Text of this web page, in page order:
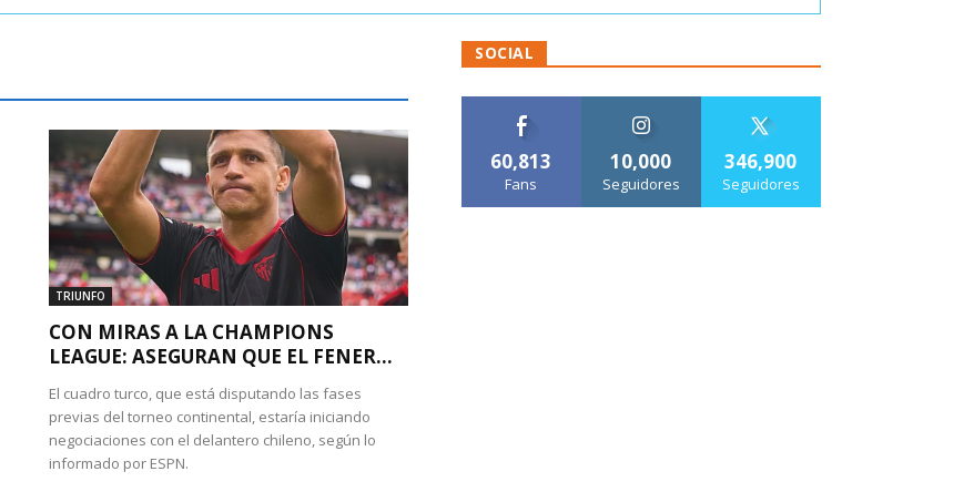
TRIUNFO
CON MIRAS A LA CHAMPIONS
LEAGUE: ASEGURAN QUE EL FENER...
El cuadro turco, que está disputando las fases
previas del torneo continental, estaría iniciando
negociaciones con el delantero chileno, según lo
informado por ESPN.
SOCIAL
60,813
Fans
10,000
Seguidores
346,900
Seguidores